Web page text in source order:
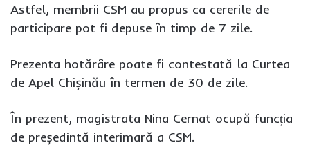
Astfel, membrii CSM au propus ca cererile de
participare pot fi depuse în timp de 7 zile.
Prezenta hotărâre poate fi contestată la Curtea
de Apel Chișinău în termen de 30 de zile.
În prezent, magistrata Nina Cernat ocupă funcția
de președintă interimară a CSM.